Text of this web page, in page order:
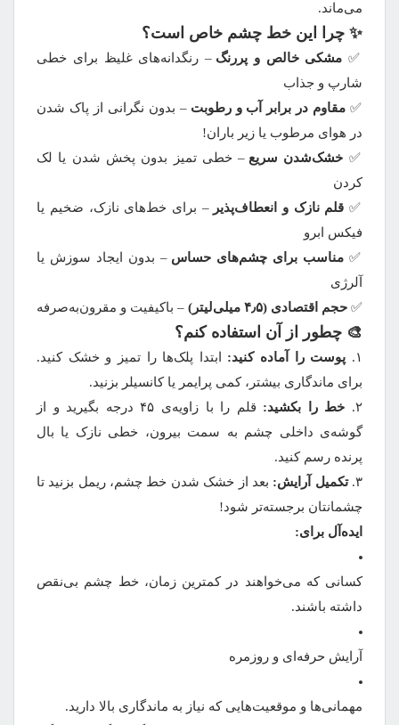
می‌ماند.
✨ چرا این خط چشم خاص است؟
✅ مشکی خالص و پررنگ – رنگدانه‌های غلیظ برای خطی
شارپ و جذاب
✅ مقاوم در برابر آب و رطوبت – بدون نگرانی از پاک شدن
در هوای مرطوب یا زیر باران!
✅ خشک‌شدن سریع – خطی تمیز بدون پخش شدن یا لک
کردن
✅ قلم نازک و انعطاف‌پذیر – برای خط‌های نازک، ضخیم یا
فیکس ابرو
✅ مناسب برای چشم‌های حساس – بدون ایجاد سوزش یا
آلرژی
✅ حجم اقتصادی (۴٫۵ میلی‌لیتر) – باکیفیت و مقرون‌به‌صرفه
🎨 چطور از آن استفاده کنم؟
۱. پوست را آماده کنید: ابتدا پلک‌ها را تمیز و خشک کنید.
برای ماندگاری بیشتر، کمی پرایمر یا کانسیلر بزنید.
۲.
خط را بکشید:
قلم را با زاویه‌ی ۴۵ درجه بگیرید و از
گوشه‌ی داخلی چشم به سمت بیرون، خطی نازک یا بال
پرنده رسم کنید.
۳. تکمیل آرایش: بعد از خشک شدن خط چشم، ریمل بزنید تا
چشمانتان برجسته‌تر شود!
ایده‌آل برای:
کسانی که می‌خواهند در کمترین زمان، خط چشم بی‌نقص
داشته باشند.
آرایش حرفه‌ای و روزمره
مهمانی‌ها و موقعیت‌هایی که نیاز به ماندگاری بالا دارید.